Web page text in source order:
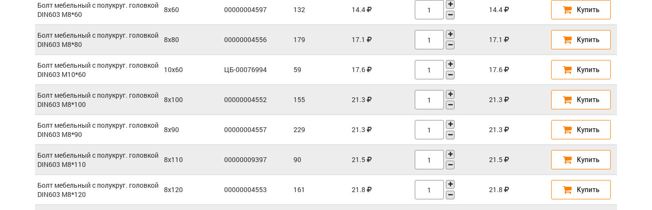
Болт мебельный с полукруг. головкой
DIN603 М8*60
8x60 00000004597 132 14.4
Болт мебельный с полукруг. головкой
DIN603 М8*80
8x80 00000004556 179 17.1
Болт мебельный с полукруг. головкой
DIN603 М10*60
10x60 ЦБ-00076994 59 17.6
Болт мебельный с полукруг. головкой
DIN603 М8*100
8x100 00000004552 155 21.3
Болт мебельный с полукруг. головкой
DIN603 М8*90
8x90 00000004557 229 21.3
Болт мебельный с полукруг. головкой
DIN603 М8*110
8x110 00000009397 90 21.5
Болт мебельный с полукруг. головкой
DIN603 М8*120
8x120 00000004553 161 21.8